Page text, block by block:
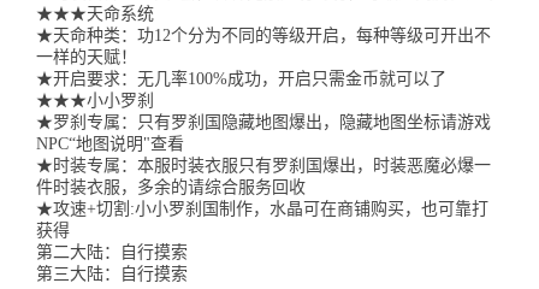
★★★天命系统
★天命种类：功12个分为不同的等级开启，每种等级可开出不
一样的天赋！
★开启要求：无几率100%成功，开启只需金币就可以了
★★★小小罗刹
★罗刹专属：只有罗刹国隐藏地图爆出，隐藏地图坐标请游戏
NPC“地图说明"查看
★时装专属：本服时装衣服只有罗刹国爆出，时装恶魔必爆一
件时装衣服，多余的请综合服务回收
★攻速+切割:小小罗刹国制作，水晶可在商铺购买，也可靠打
获得
第二大陆：自行摸索
第三大陆：自行摸索